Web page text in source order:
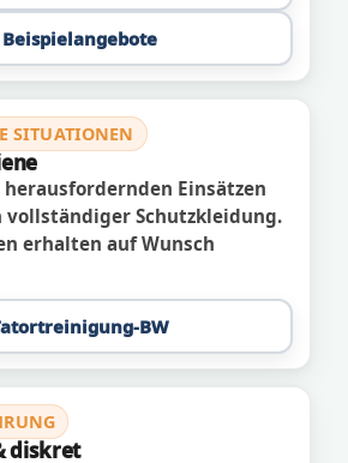
Beispielangebote
SITUATIONEN
Einsätzen
Schutzkleidung.
erhalten auf Wunsch
BW
diskret